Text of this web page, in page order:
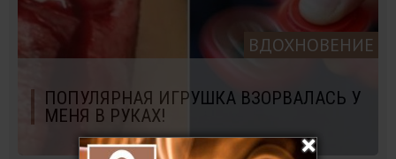
ВДОХНОВЕНИЕ
ПОПУЛЯРНАЯ ИГРУШКА ВЗОРВАЛАСЬ У
МЕНЯ В РУКАХ!